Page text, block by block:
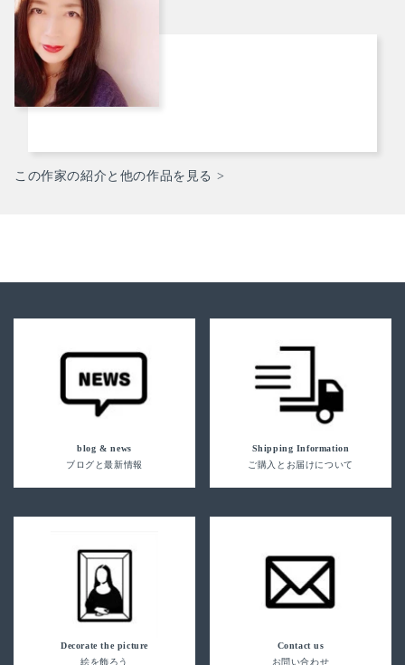
この作家の紹介と他の作品を見る >
blog & news
ブログと最新情報
Shipping Information
ご購入とお届けについて
Decorate the picture
絵を飾ろう
Contact us
お問い合わせ